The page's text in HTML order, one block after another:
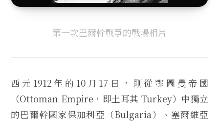
第一次巴爾幹戰爭的戰場相片
西元1912年的10月17日，剛從鄂圖曼帝國
（Ottoman Empire，即土耳其 Turkey）中獨立
的巴爾幹國家保加利亞（Bulgaria）、塞爾維亞